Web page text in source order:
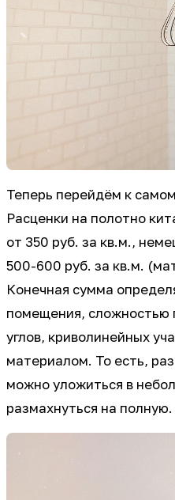
Теперь перейдём к
Расценки на полотно
от 350 руб. за кв.м.,
500-600 руб. за кв.м.
Конечная сумма
помещения, сложностью
углов, криволинейных
материалом. То есть,
можно уложиться в
размахнуться на полную.